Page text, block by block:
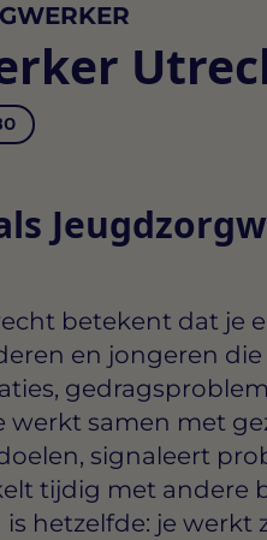
betekent dat je
en jongeren
werkt samen met
signaleert
tijdig met andere
is hetzelfde: je werkt